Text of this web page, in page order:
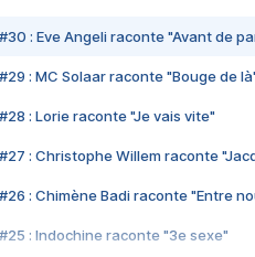
#30 : Eve Angeli raconte "Avant de
#29 : MC Solaar raconte "Bouge de
#28 : Lorie raconte "Je vais vite"
#27 : Christophe Willem raconte
#26 : Chimène Badi raconte "Entre
#25 : Indochine raconte "3e sexe"